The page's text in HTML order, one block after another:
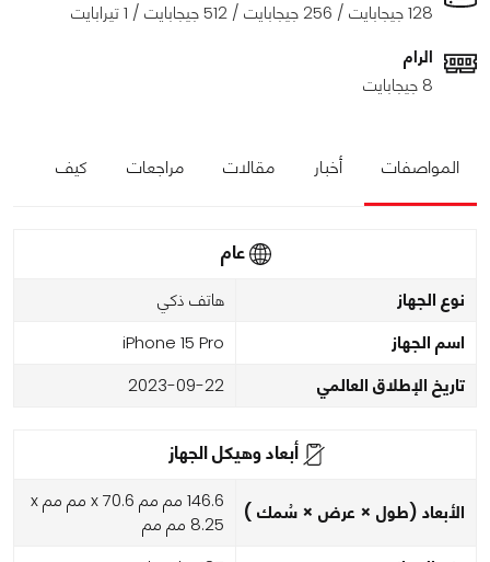
128 جيجابايت / 256 جيجابايت / 512 جيجابايت / 1 تيرابايت
الرام
8 جيجابايت
المواصفات أخبار مقالات مراجعات كيف
عام
نوع الجهاز هاتف ذكي
اسم الجهاز iPhone 15 Pro
تاريخ الإطلاق العالمي 2023-09-22
أبعاد وهيكل الجهاز
الأبعاد (طول × عرض × سُمك )
146.6 مم مم x 70.6 مم مم x
8.25 مم مم